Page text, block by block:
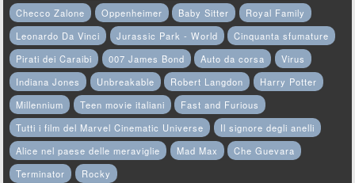
Checco Zalone
Oppenheimer Baby Sitter
Royal Family
Leonardo Da Vinci
Jurassic Park - World
Cinquanta sfumature
Pirati dei Caraibi
007 James Bond Auto da corsa
Virus
Indiana Jones
Unbreakable Robert Langdon
Harry Potter
Millennium
Teen movie italiani
Fast and Furious
Tutti i film del Marvel Cinematic Universe
Il signore degli anelli
Alice nel paese delle meraviglie
Mad Max
Che Guevara
Terminator
Rocky